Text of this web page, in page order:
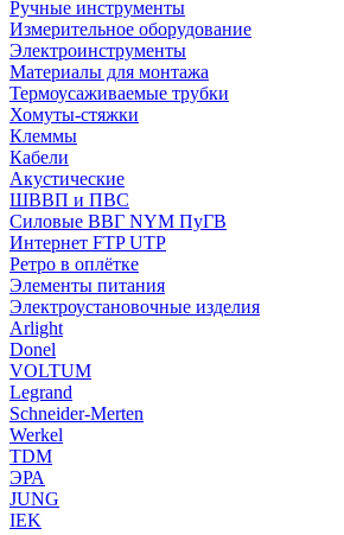
Ручные инструменты
Измерительное оборудование
Электроинструменты
Материалы для монтажа
Термоусаживаемые трубки
Хомуты-стяжки
Клеммы
Кабели
Акустические
ШВВП и ПВС
Силовые ВВГ NYM ПуГВ
Интернет FTP UTP
Ретро в оплётке
Элементы питания
Электроустановочные изделия
Arlight
Donel
VOLTUM
Legrand
Schneider-Merten
Werkel
TDM
ЭРА
JUNG
IEK